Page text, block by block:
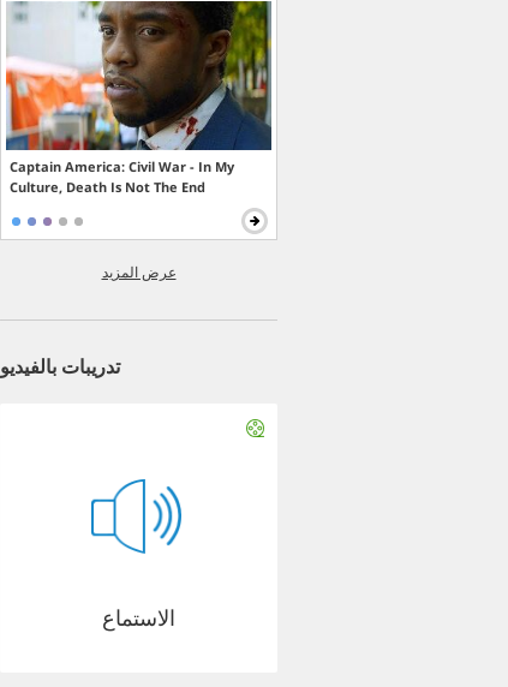
Captain America: Civil War - In My
Culture, Death Is Not The End
عرض المزيد
تدريبات بالفيديو
الاستماع